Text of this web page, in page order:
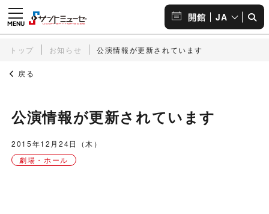
開館 JA
トップ お知らせ 公演情報が更新されています
戻る
公演情報が更新されています
2015年12月24日（木）
劇場・ホール